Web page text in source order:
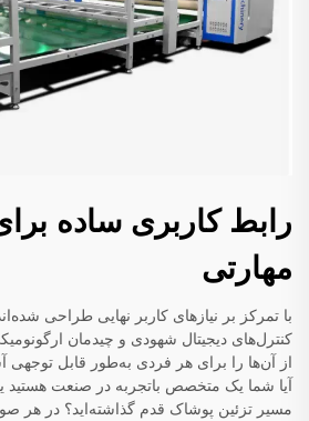
رابط کاربری ساده
مهارتی
با تمرکز بر نیازهای کاربر نهایی طراحی
کنترل‌های دیجیتال شهودی و چیدمان
از آن‌ها را برای هر فردی به‌طور قابل توجهی
آیا شما یک متخصص باتجربه در صنعت هستید
مسیر تزئین پوشاک قدم گذاشته‌اید؟ در هر